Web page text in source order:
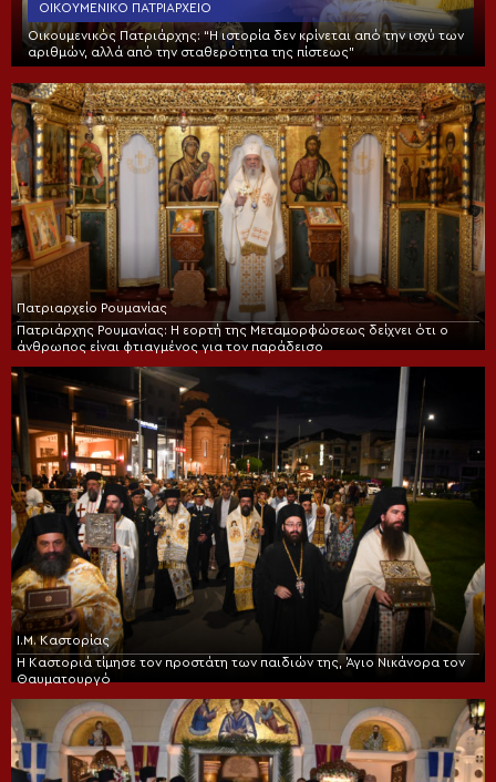
ΟΙΚΟΥΜΕΝΙΚΌ ΠΑΤΡΙΑΡΧΕΊΟ
Οικουμενικός Πατριάρχης: “Η ιστορία δεν κρίνεται από την ισχύ των
αριθμών, αλλά από την σταθερότητα της πίστεως”
Πατριαρχείο Ρουμανίας
Πατριάρχης Ρουμανίας: Η εορτή της Μεταμορφώσεως δείχνει ότι ο
άνθρωπος είναι φτιαγμένος για τον παράδεισο
Ι.Μ. Καστορίας
Η Καστοριά τίμησε τον προστάτη των παιδιών της, Άγιο Νικάνορα τον
Θαυματουργό